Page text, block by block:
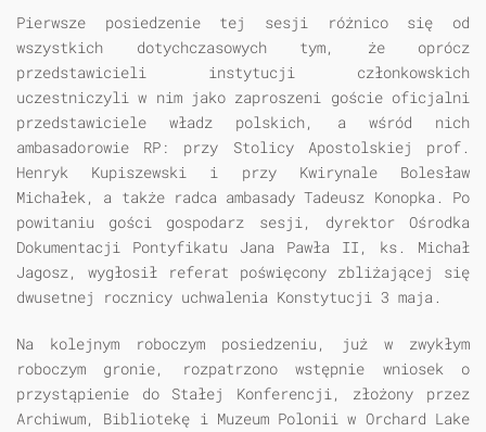
Pierwsze posiedzenie tej sesji różnico się od
wszystkich dotychczasowych tym, że oprócz
przedstawicieli instytucji członkowskich
uczestniczyli w nim jako zaproszeni goście oficjalni
przedstawiciele władz polskich, a wśród nich
ambasadorowie RP: przy Stolicy Apostolskiej prof.
Henryk Kupiszewski i przy Kwirynale Bolesław
Michałek, a także radca ambasady Tadeusz Konopka. Po
powitaniu gości gospodarz sesji, dyrektor Ośrodka
Dokumentacji Pontyfikatu Jana Pawła II, ks. Michał
Jagosz, wygłosił referat poświęcony zbliżającej się
dwusetnej rocznicy uchwalenia Konstytucji 3 maja.
Na kolejnym roboczym posiedzeniu, już w zwykłym
roboczym gronie, rozpatrzono wstępnie wniosek o
przystąpienie do Stałej Konferencji, złożony przez
Archiwum, Bibliotekę i Muzeum Polonii w Orchard Lake